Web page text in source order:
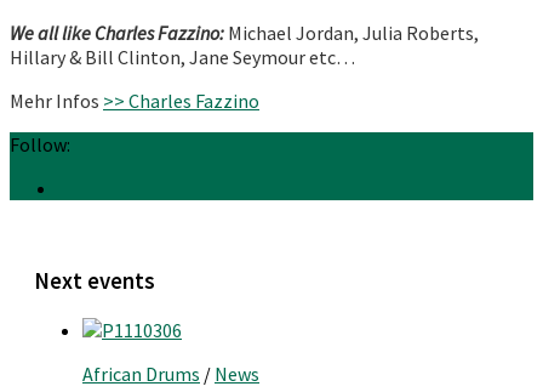
We all like Charles Fazzino: Michael Jordan, Julia Roberts,
Hillary & Bill Clinton, Jane Seymour etc…
Mehr Infos >> Charles Fazzino
Follow:
Next events
African Drums / News